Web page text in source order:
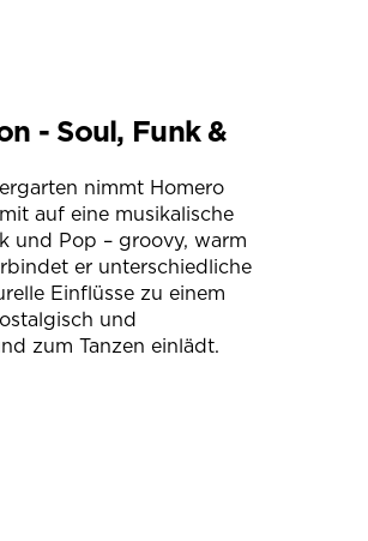
- Soul, Funk &
nimmt Homero
auf eine musikalische
und Pop – groovy, warm
er unterschiedliche
Einflüsse zu einem
und
zum Tanzen einlädt.